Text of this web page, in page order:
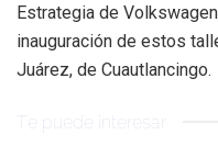
Estrategia de
inauguración de estos
Juárez, de Cuautlancingo.
Te puede interesar